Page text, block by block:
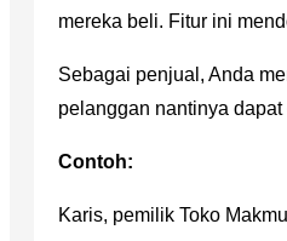
mereka beli. Fitur ini
Sebagai penjual, Anda
pelanggan nantinya
Contoh:
Karis, pemilik Toko